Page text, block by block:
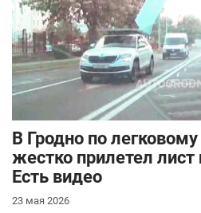
В Гродно по
жестко прилетел лист
Есть видео
23 мая 2026